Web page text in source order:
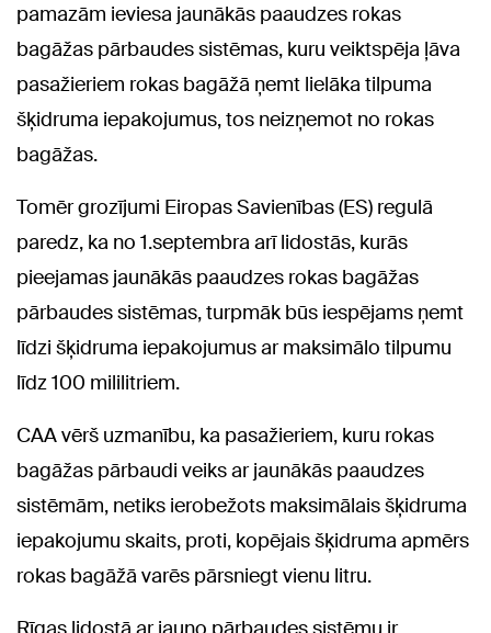
pamazām ieviesa jaunākās paaudzes rokas
bagāžas pārbaudes sistēmas, kuru veiktspēja ļāva
pasažieriem rokas bagāžā ņemt lielāka tilpuma
šķidruma iepakojumus, tos neizņemot no rokas
bagāžas.
Tomēr grozījumi Eiropas Savienības (ES) regulā
paredz, ka no 1.septembra arī lidostās, kurās
pieejamas jaunākās paaudzes rokas bagāžas
pārbaudes sistēmas, turpmāk būs iespējams ņemt
līdzi šķidruma iepakojumus ar maksimālo tilpumu
līdz 100 mililitriem.
CAA vērš uzmanību, ka pasažieriem, kuru rokas
bagāžas pārbaudi veiks ar jaunākās paaudzes
sistēmām, netiks ierobežots maksimālais šķidruma
iepakojumu skaits, proti, kopējais šķidruma apmērs
rokas bagāžā varēs pārsniegt vienu litru.